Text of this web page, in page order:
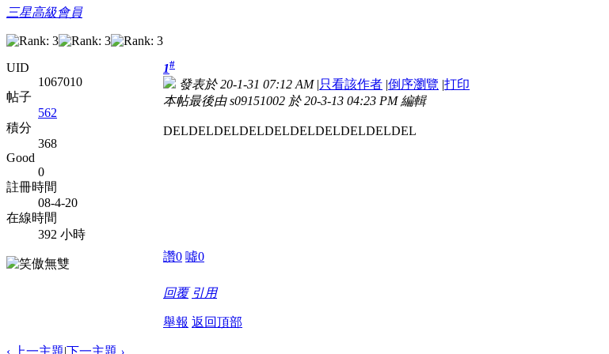
三星高級會員
UID
1067010
帖子
562
積分
368
Good
0
註冊時間
08-4-20
在線時間
392 小時
1#
發表於 20-1-31 07:12 AM |只看該作者 |倒序瀏覽 |打印
本帖最後由 s09151002 於 20-3-13 04:23 PM 編輯
DELDELDELDELDELDELDELDELDELDEL
讚0 噓0
回覆 引用
舉報 返回頂部